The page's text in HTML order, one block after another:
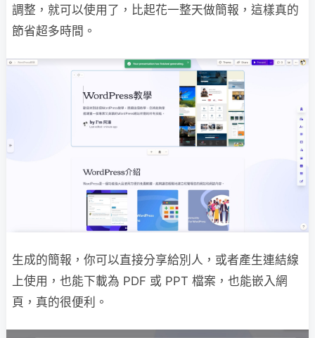
調整，就可以使用了，比起花一整天做簡報，這樣真的
節省超多時間。
生成的簡報，你可以直接分享給別人，或者產生連結線
上使用，也能下載為 PDF 或 PPT 檔案，也能嵌入網
頁，真的很便利。